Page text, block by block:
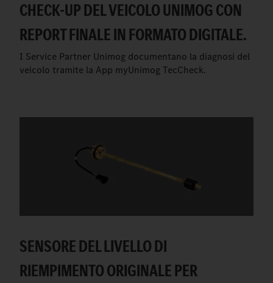
CHECK-UP DEL VEICOLO UNIMOG CON
REPORT FINALE IN FORMATO DIGITALE.
I Service Partner Unimog documentano la diagnosi del
veicolo tramite la App myUnimog TecCheck.
SENSORE DEL LIVELLO DI
RIEMPIMENTO ORIGINALE PER